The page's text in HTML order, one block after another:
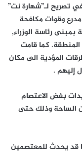
تصريح لـ”شهارة نت”
وقوات مكافحة
رئاسة الوزراء,
كما قامت
المؤدية الى مكان
إليهم .
بفض الاعتصام
الساحة وذلك حتى
قد يحدث للمعتصمين